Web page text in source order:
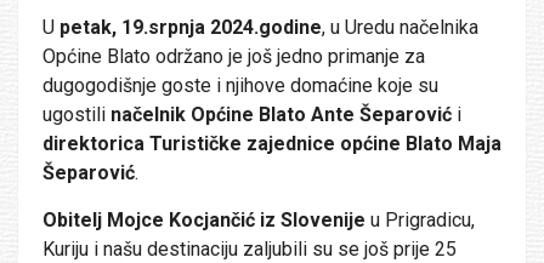
U petak, 19.srpnja 2024.godine, u Uredu načelnika
Općine Blato održano je još jedno primanje za
dugogodišnje goste i njihove domaćine koje su
ugostili načelnik Općine Blato Ante Šeparović i
direktorica Turističke zajednice općine Blato Maja
Šeparović.
Obitelj Mojce Kocjančić iz Slovenije u Prigradicu,
Kuriju i našu destinaciju zaljubili su se još prije 25